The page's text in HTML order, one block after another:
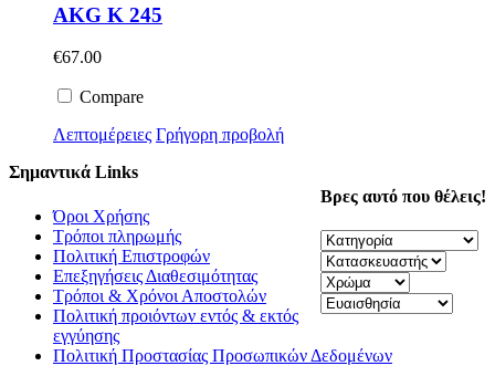
AKG K 245
€67.00
Compare
Λεπτομέρειες Γρήγορη προβολή
Βρες αυτό που θέλεις!
Σημαντικά Links
Όροι Χρήσης
Τρόποι πληρωμής
Πολιτική Επιστροφών
Επεξηγήσεις Διαθεσιμότητας
Τρόποι & Χρόνοι Αποστολών
Πολιτική προιόντων εντός & εκτός
εγγύησης
Πολιτική Προστασίας Προσωπικών Δεδομένων